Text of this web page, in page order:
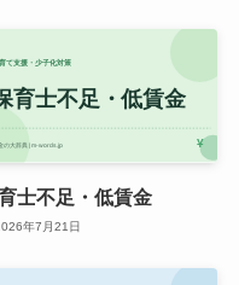
士不足・低賃金
年7月21日